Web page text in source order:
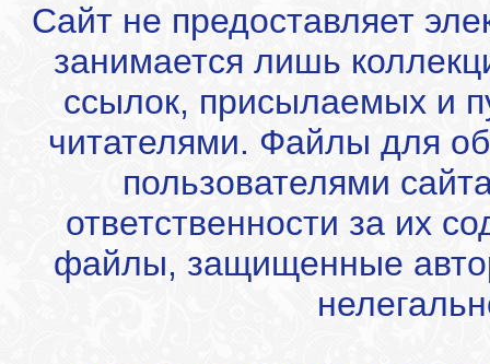
Сайт не предоставляет
занимается лишь
ссылок, присылаемых и
читателями. Файлы для
пользователями
ответственности за их
файлы, защищенные